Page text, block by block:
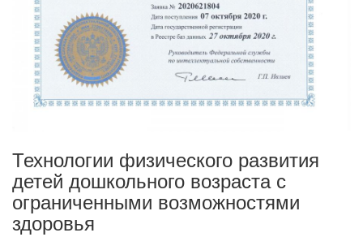
Технологии физического развития
детей дошкольного возраста с
ограниченными возможностями
здоровья